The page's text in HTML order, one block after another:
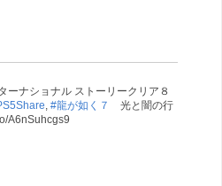
ナショナル ストーリークリア８
, #龍が如く７
光と闇の行
A6nSuhcgs9